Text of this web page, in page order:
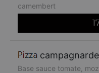
camembert
Base sauce tomate,